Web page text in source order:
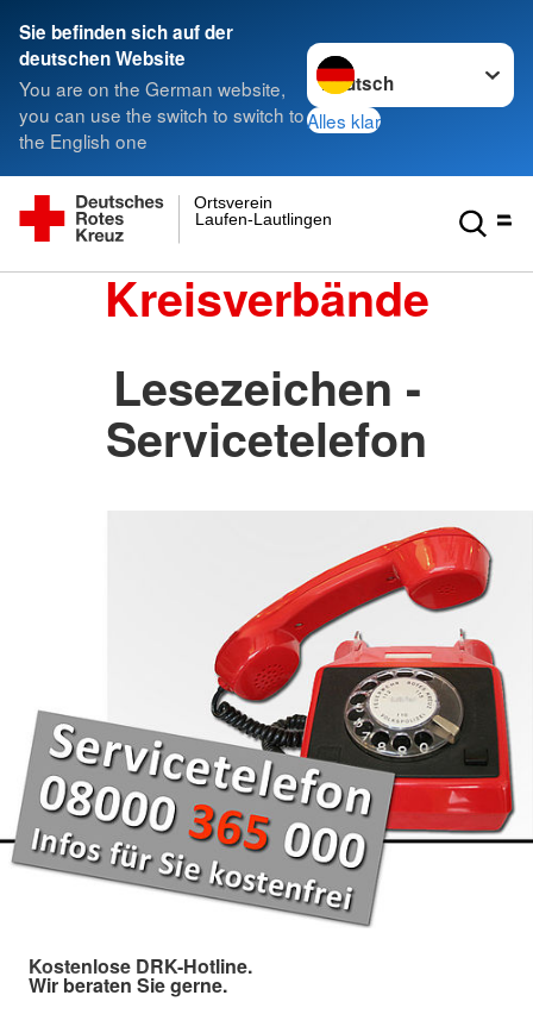
Sie befinden sich auf der
deutschen Website
You are on the German website,
you can use the switch to switch to
the English one
Sprache wechseln zu
Alles klar
Laufen-Lautlingen
Ortsverein
Kreisverbände
Lesezeichen -
Servicetelefon
Kostenlose DRK-Hotline.
Wir beraten Sie gerne.